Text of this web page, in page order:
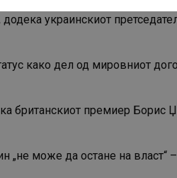
украинскиот
како дел од мировниот
британскиот премиер
„не може да остане на